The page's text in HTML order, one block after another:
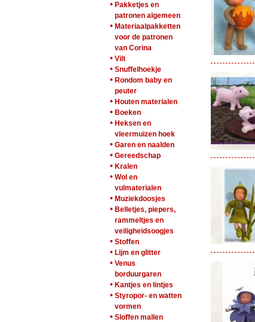
• Pakketjes en
patronen algemeen
• Materiaalpakketten
voor de patronen
van Corina
• Vilt
• Snuffelhoekje
• Rondom baby en
peuter
• Houten materialen
• Boeken
• Heksen en
vleermuizen hoek
• Garen en naalden
• Gereedschap
• Kralen
• Wol en
vulmaterialen
• Muziekdoosjes
• Belletjes, piepers,
rammeltjes en
veiligheidsoogjes
• Stoffen
• Lijm en glitter
• Venus
borduurgaren
• Kantjes en lintjes
• Styropor- en watten
vormen
• Sloffen mallen